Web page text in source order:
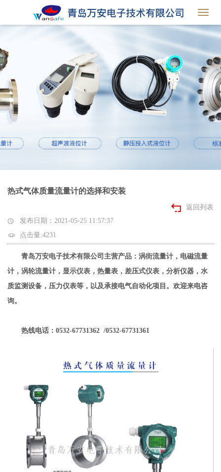
热式气体质量流量计的选择和安装
返回列表
发布日期：2021-05-25 11:57:37
点击量:4231
青岛万安电子技术有限公司主营产品：涡街流量计，电磁流量
计，涡轮流量计，显示仪表，热量表，差压式仪表，分析仪器，水
质监测设备，压力仪表等，以及承接电气自动化项目。欢迎来电咨
询。
热线电话：0532-67731362 /0532-67731361